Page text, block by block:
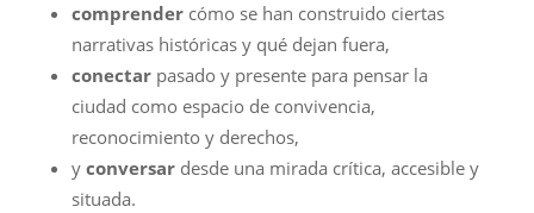
comprendercómo se han construido ciertas
narrativas históricas y qué dejan fuera,
conectarpasado y presente para pensar la
ciudad como espacio de convivencia,
reconocimiento y derechos,
y conversardesde una mirada crítica, accesible y
situada.